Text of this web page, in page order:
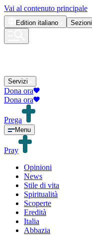
Vai al contenuto principale
Edition italiano Sezioni
Servizi
Dona ora
Dona ora
Prega
Menu
Pray
Opinioni
News
Stile di vita
Spiritualità
Scoperte
Eredità
Italia
Abbazia